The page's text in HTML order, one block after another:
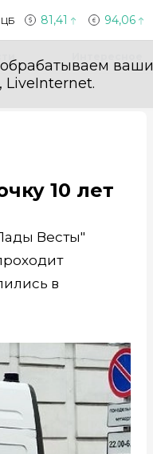
ЦБ 81,41 94,06
ваши
10 лет
Весты"
в